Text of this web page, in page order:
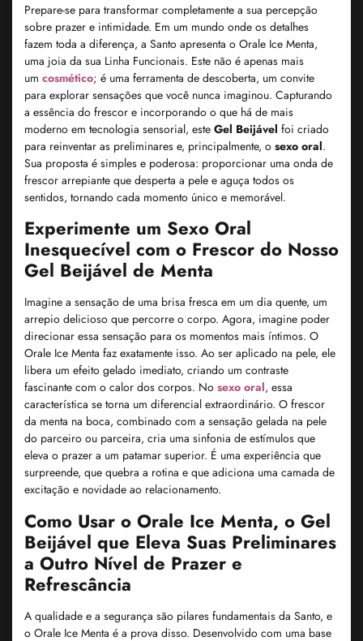
Prepare-se para transformar completamente a sua percepção
sobre prazer e intimidade. Em um mundo onde os detalhes
fazem toda a diferença, a Santo apresenta o Orale Ice Menta,
uma joia da sua Linha Funcionais. Este não é apenas mais
um cosmético; é uma ferramenta de descoberta, um convite
para explorar sensações que você nunca imaginou. Capturando
a essência do frescor e incorporando o que há de mais
moderno em tecnologia sensorial, este Gel Beijável foi criado
para reinventar as preliminares e, principalmente, o sexo oral.
Sua proposta é simples e poderosa: proporcionar uma onda de
frescor arrepiante que desperta a pele e aguça todos os
sentidos, tornando cada momento único e memorável.
Experimente um Sexo Oral
Inesquecível com o Frescor do Nosso
Gel Beijável de Menta
Imagine a sensação de uma brisa fresca em um dia quente, um
arrepio delicioso que percorre o corpo. Agora, imagine poder
direcionar essa sensação para os momentos mais íntimos. O
Orale Ice Menta faz exatamente isso. Ao ser aplicado na pele, ele
libera um efeito gelado imediato, criando um contraste
fascinante com o calor dos corpos. No sexo oral, essa
característica se torna um diferencial extraordinário. O frescor
da menta na boca, combinado com a sensação gelada na pele
do parceiro ou parceira, cria uma sinfonia de estímulos que
eleva o prazer a um patamar superior. É uma experiência que
surpreende, que quebra a rotina e que adiciona uma camada de
excitação e novidade ao relacionamento.
Como Usar o Orale Ice Menta, o Gel
Beijável que Eleva Suas Preliminares
a Outro Nível de Prazer e
Refrescância
A qualidade e a segurança são pilares fundamentais da Santo, e
o Orale Ice Menta é a prova disso. Desenvolvido com uma base